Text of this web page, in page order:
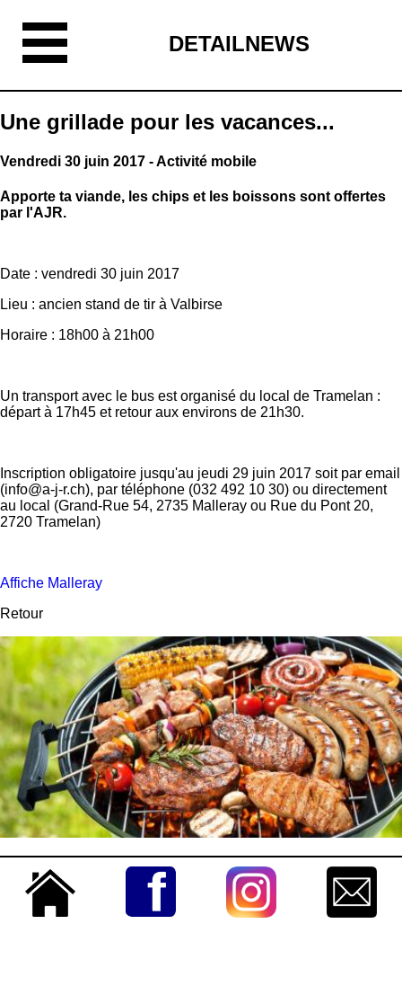
DETAILNEWS
Une grillade pour les vacances...
Vendredi 30 juin 2017 - Activité mobile
Apporte ta viande, les chips et les boissons sont offertes
par l'AJR.
Date : vendredi 30 juin 2017
Lieu : ancien stand de tir à Valbirse
Horaire : 18h00 à 21h00
Un transport avec le bus est organisé du local de Tramelan :
départ à 17h45 et retour aux environs de 21h30.
Inscription obligatoire jusqu'au jeudi 29 juin 2017 soit par email
(info@a-j-r.ch), par téléphone (032 492 10 30) ou directement
au local (Grand-Rue 54, 2735 Malleray ou Rue du Pont 20,
2720 Tramelan)
Affiche Malleray
Retour